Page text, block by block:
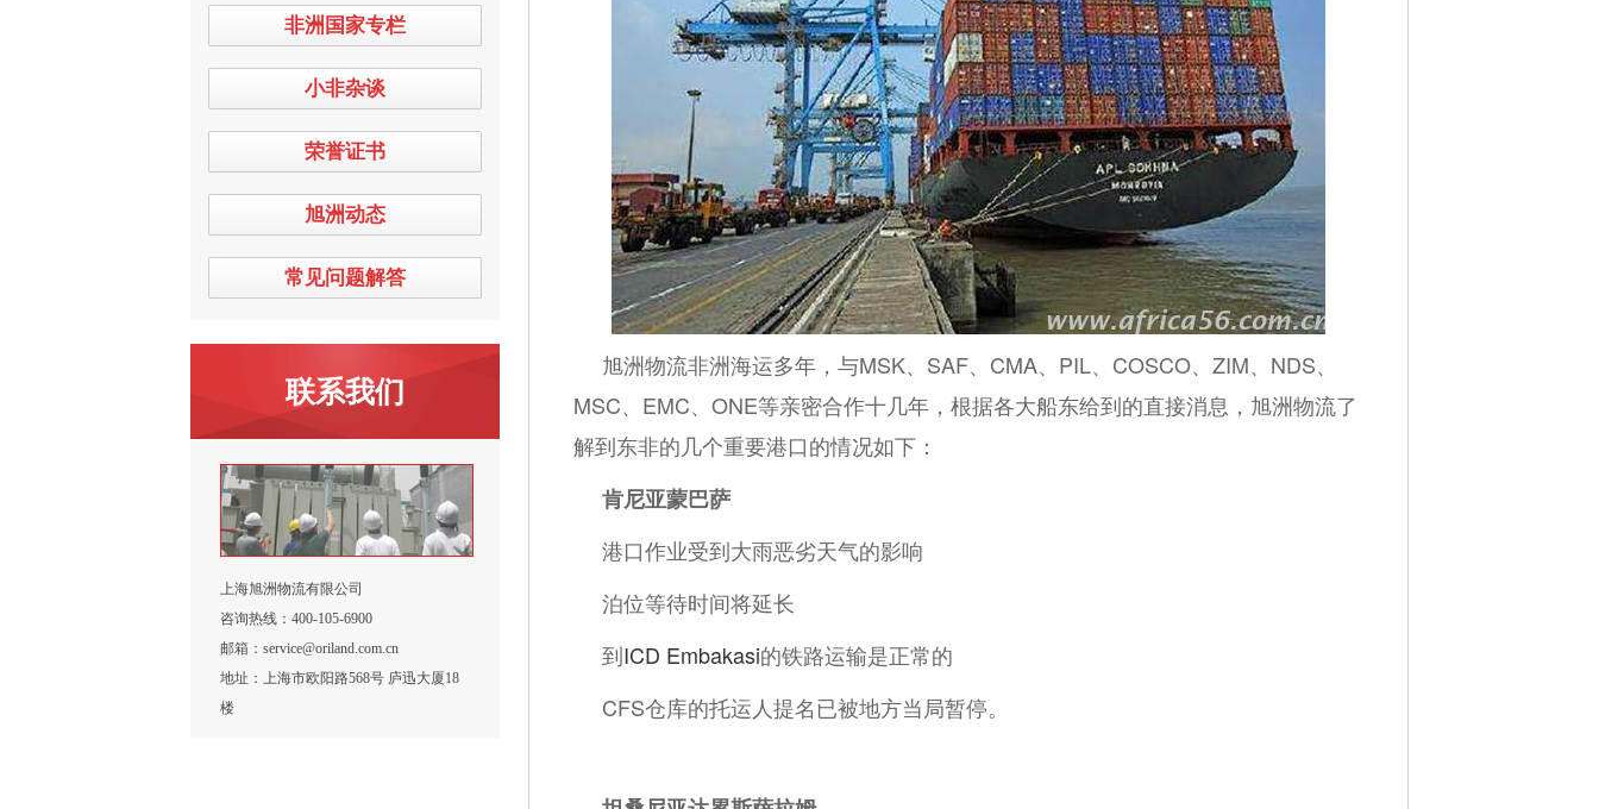
非洲国家专栏
小非杂谈
荣誉证书
旭洲动态
常见问题解答
联系我们
上海旭洲物流有限公司
咨询热线：400-105-6900
邮箱：service@oriland.com.cn
地址：上海市欧阳路568号 庐迅大厦18
楼
旭洲物流非洲海运多年，与MSK、SAF、CMA、PIL、COSCO、ZIM、NDS、
MSC、EMC、ONE等亲密合作十几年，根据各大船东给到的直接消息，旭洲物流了
解到东非的几个重要港口的情况如下：
肯尼亚蒙巴萨
港口作业受到大雨恶劣天气的影响
泊位等待时间将延长
到ICD Embakasi的铁路运输是正常的
CFS仓库的托运人提名已被地方当局暂停。